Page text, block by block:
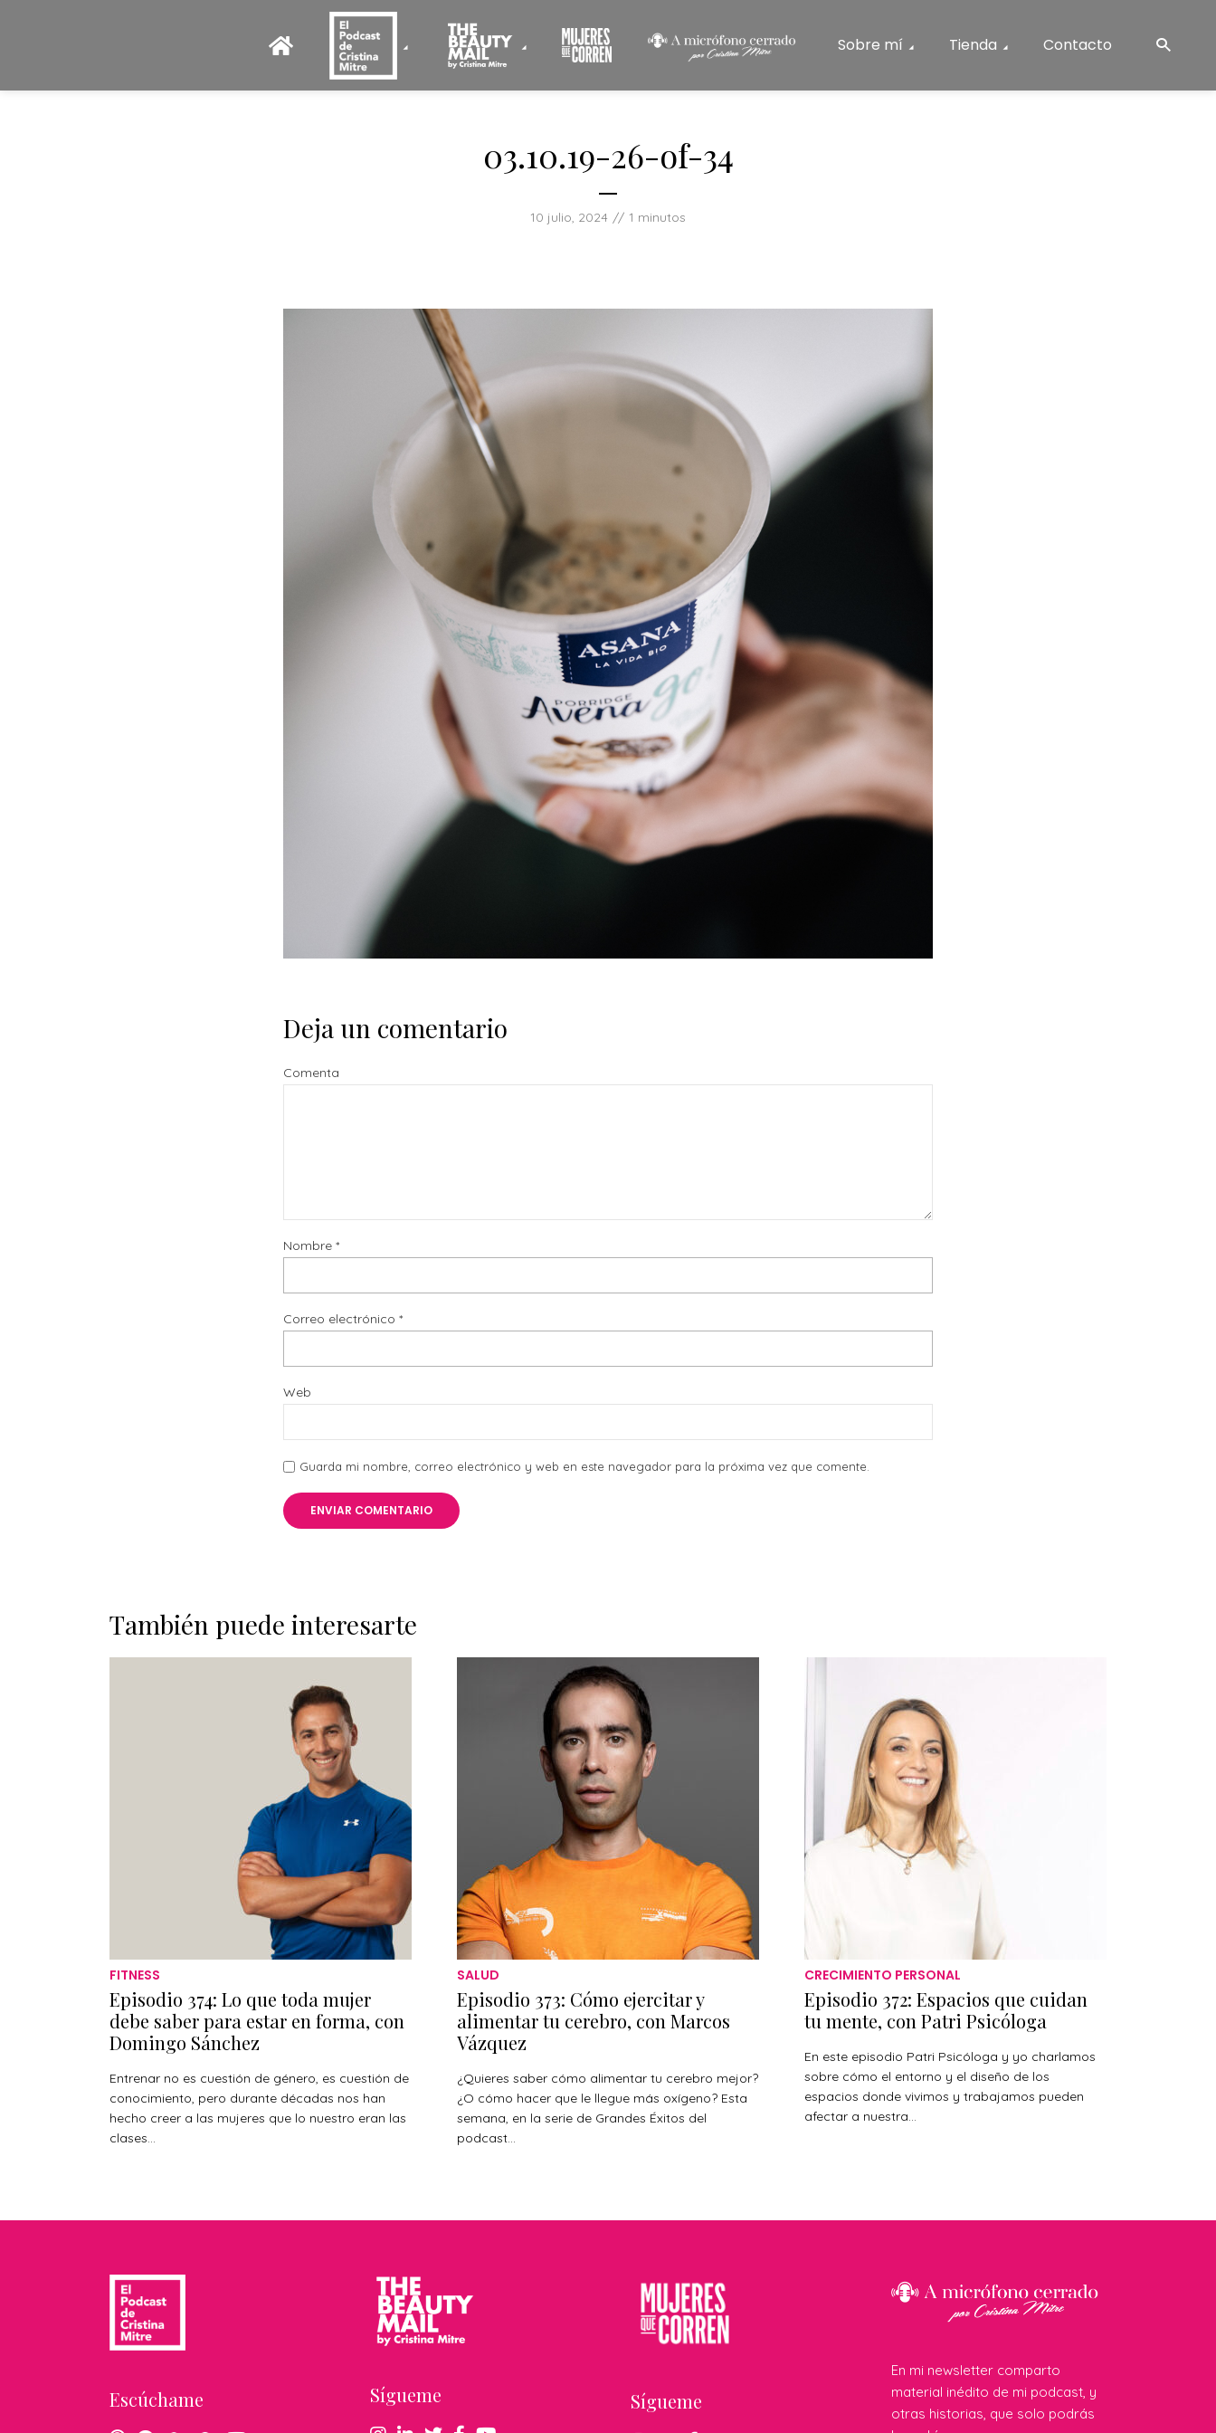
Sobre mí Tienda Contacto
03.10.19-26-of-34
10 julio, 2024 1 minutos
Deja un comentario
Comenta
Nombre *
Correo electrónico *
Web
Guarda mi nombre, correo electrónico y web en este navegador para la próxima vez que comente.
También puede interesarte
FITNESS
Episodio 374: Lo que toda mujer
debe saber para estar en forma, con
Domingo Sánchez
Entrenar no es cuestión de género, es cuestión de
conocimiento, pero durante décadas nos han
hecho creer a las mujeres que lo nuestro eran las
clases...
SALUD
Episodio 373: Cómo ejercitar y
alimentar tu cerebro, con Marcos
Vázquez
¿Quieres saber cómo alimentar tu cerebro mejor?
¿O cómo hacer que le llegue más oxígeno? Esta
semana, en la serie de Grandes Éxitos del
podcast...
CRECIMIENTO PERSONAL
Episodio 372: Espacios que cuidan
tu mente, con Patri Psicóloga
En este episodio Patri Psicóloga y yo charlamos
sobre cómo el entorno y el diseño de los
espacios donde vivimos y trabajamos pueden
afectar a nuestra...
Escúchame Sígueme Sígueme
En mi newsletter comparto
material inédito de mi podcast, y
otras historias, que solo podrás